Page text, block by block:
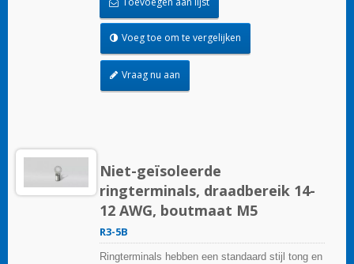
Voeg toe om te vergelijken
Vraag nu aan
Niet-geïsoleerde
ringterminals, draadbereik 14-
12 AWG, boutmaat M5
R3-5B
Ringterminals hebben een standaard stijl tong en